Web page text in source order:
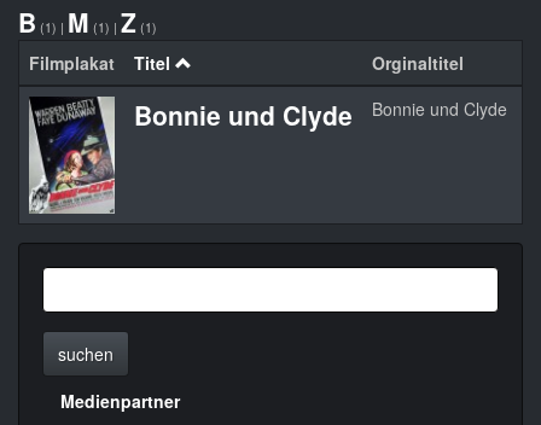
B (1) | M (1) | Z (1)
Filmplakat Titel Orginaltitel
Bonnie und Clyde Bonnie und Clyde
suchen
Medienpartner